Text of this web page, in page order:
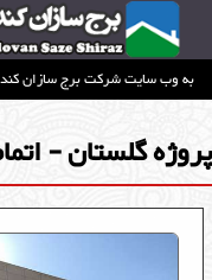
صفحه اصلی
چشم انداز
View
به وب سایت شرکت برج سازان
پروژه گلستان - اتمام